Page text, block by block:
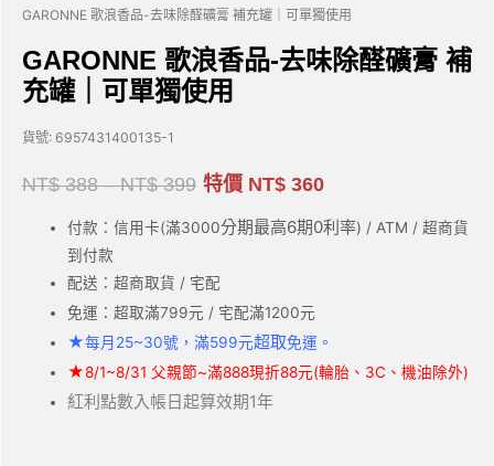
GARONNE 歌浪香品-去味除醛礦膏 補充罐｜可單獨使用
GARONNE 歌浪香品-去味除醛礦膏 補
充罐｜可單獨使用
貨號: 6957431400135-1
NT$388–NT$399 特價 NT$ 360
付款：信用卡(滿3000分期最高6期0利率) / ATM / 超商貨
到付款
配送：超商取貨 / 宅配
免運：超取滿799元 / 宅配滿1200元
★每月25~30號，滿599元超取免運。
★8/1~8/31 父親節~滿888現折88元(輪胎、3C、機油除外)
紅利點數入帳日起算效期1年